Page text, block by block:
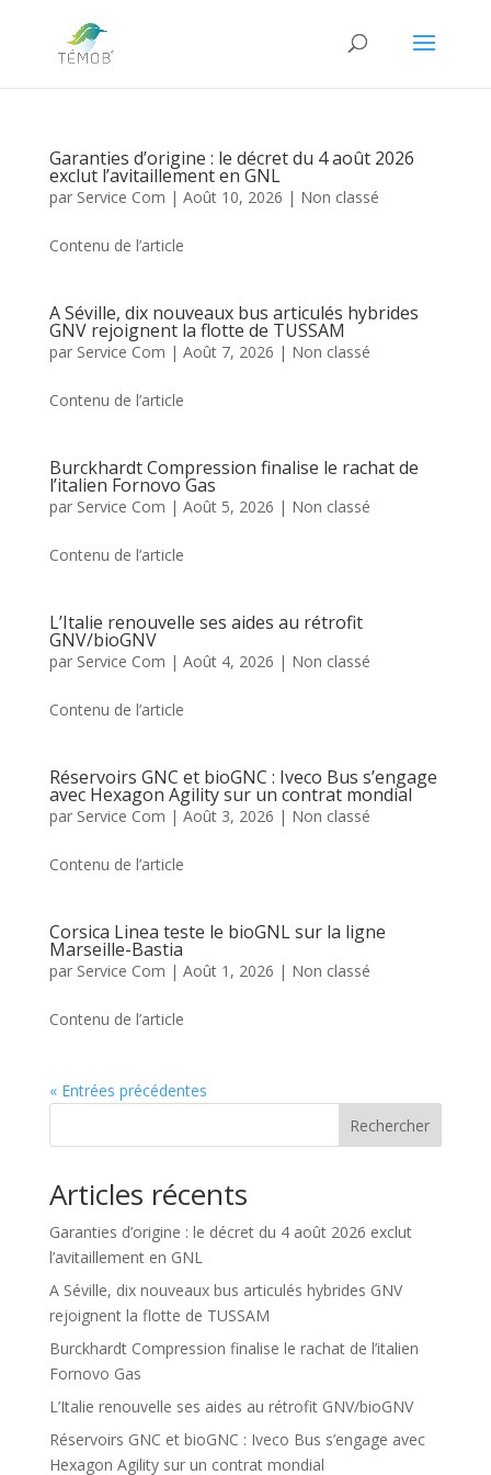
Garanties d’origine : le décret du 4 août 2026
exclut l’avitaillement en GNL
par Service Com | Août 10, 2026 | Non classé
Contenu de l’article
A Séville, dix nouveaux bus articulés hybrides
GNV rejoignent la flotte de TUSSAM
par Service Com | Août 7, 2026 | Non classé
Contenu de l’article
Burckhardt Compression finalise le rachat de
l’italien Fornovo Gas
par Service Com | Août 5, 2026 | Non classé
Contenu de l’article
L’Italie renouvelle ses aides au rétrofit
GNV/bioGNV
par Service Com | Août 4, 2026 | Non classé
Contenu de l’article
Réservoirs GNC et bioGNC : Iveco Bus s’engage
avec Hexagon Agility sur un contrat mondial
par Service Com | Août 3, 2026 | Non classé
Contenu de l’article
Corsica Linea teste le bioGNL sur la ligne
Marseille-Bastia
par Service Com | Août 1, 2026 | Non classé
Contenu de l’article
« Entrées précédentes
Rechercher
Articles récents
Garanties d’origine : le décret du 4 août 2026 exclut
l’avitaillement en GNL
A Séville, dix nouveaux bus articulés hybrides GNV
rejoignent la flotte de TUSSAM
Burckhardt Compression finalise le rachat de l’italien
Fornovo Gas
L’Italie renouvelle ses aides au rétrofit GNV/bioGNV
Réservoirs GNC et bioGNC : Iveco Bus s’engage avec
Hexagon Agility sur un contrat mondial